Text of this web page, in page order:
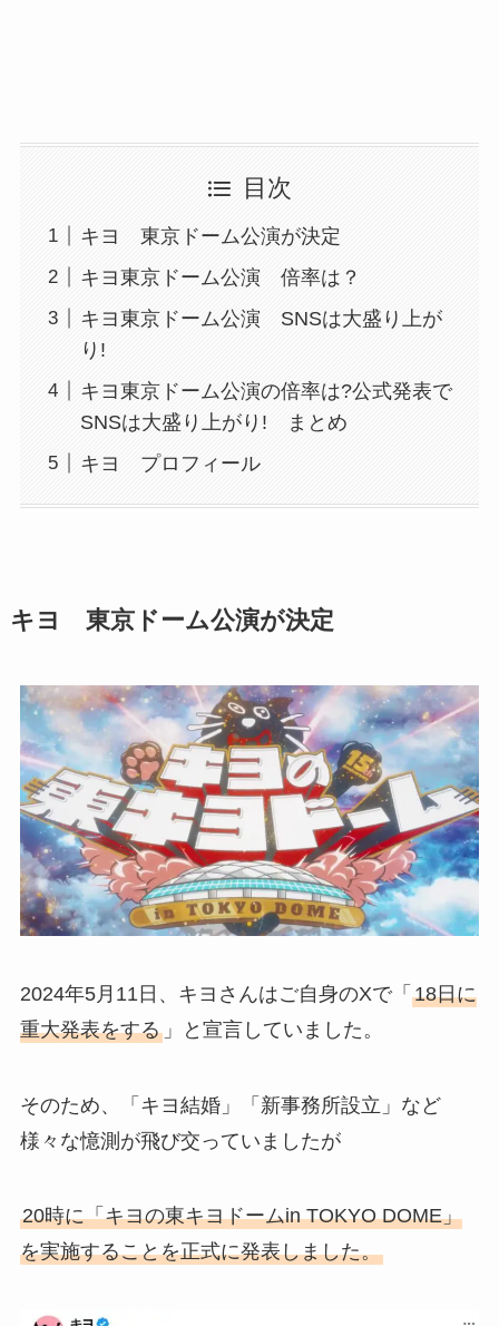
目次
キヨ 東京ドーム公演が決定
キヨ東京ドーム公演 倍率は？
キヨ東京ドーム公演 SNSは大盛り上が
り!
キヨ東京ドーム公演の倍率は?公式発表で
SNSは大盛り上がり! まとめ
キヨ プロフィール
キヨ 東京ドーム公演が決定
2024年5月11日、キヨさんはご自身のXで「 18日に
重大発表をする」と宣言していました。
そのため、「キヨ結婚」「新事務所設立」など
様々な憶測が飛び交っていましたが
20時に「キヨの東キヨドームin TOKYO DOME」
を実施することを正式に発表しました。